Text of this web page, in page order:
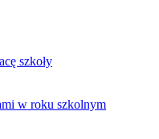
szkoły
w roku szkolnym